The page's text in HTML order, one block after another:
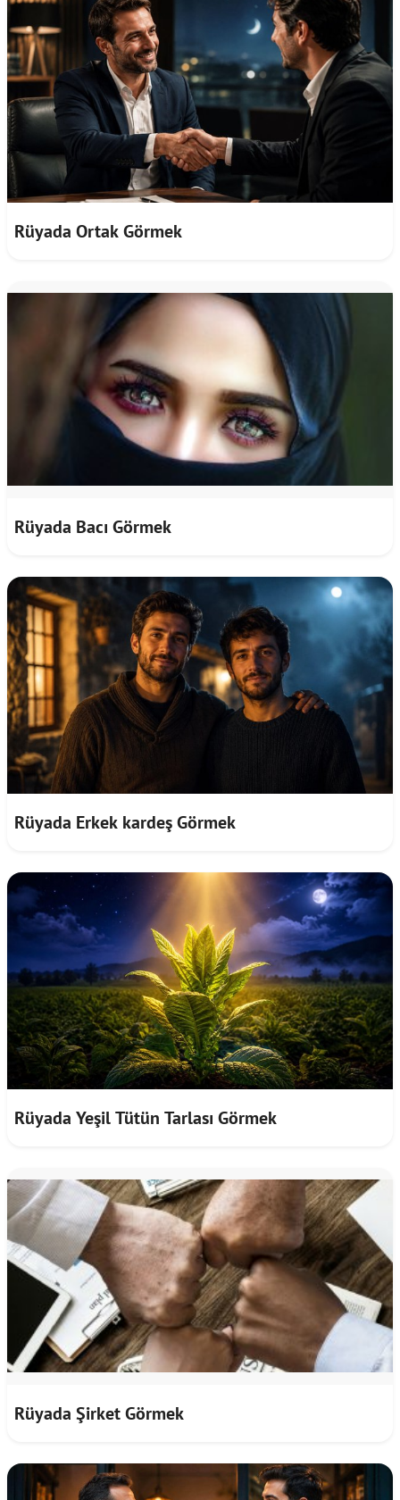
Rüyada Ortak Görmek
Rüyada Bacı Görmek
Rüyada Erkek kardeş Görmek
Rüyada Yeşil Tütün Tarlası Görmek
Rüyada Şirket Görmek